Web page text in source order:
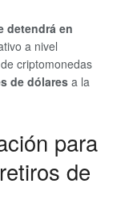
detendrá en
a nivel
criptomonedas
de dólares a la
para
de